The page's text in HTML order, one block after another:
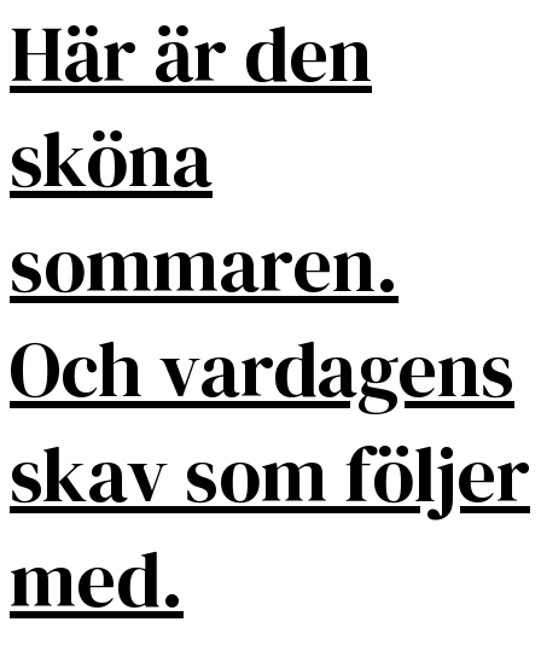
Här är den
sköna
sommaren.
Och vardagens
skav som följer
med.